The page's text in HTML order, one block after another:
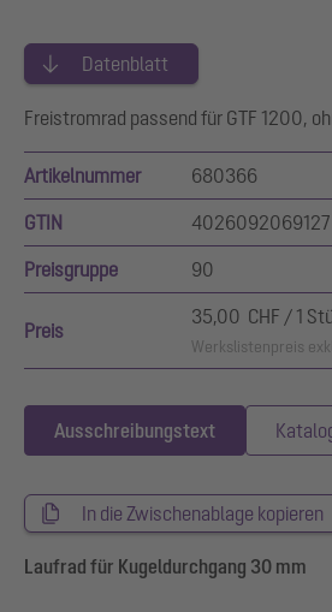
Datenblatt
Freistromrad passend für GTF 1200,
Artikelnummer 680366
GTIN 4026092069127
Preisgruppe 90
Preis
35,00 CHF / 1
Werkslistenpreis
Ausschreibungstext
In die Zwischenablage kopieren
Laufrad für Kugeldurchgang 30 mm